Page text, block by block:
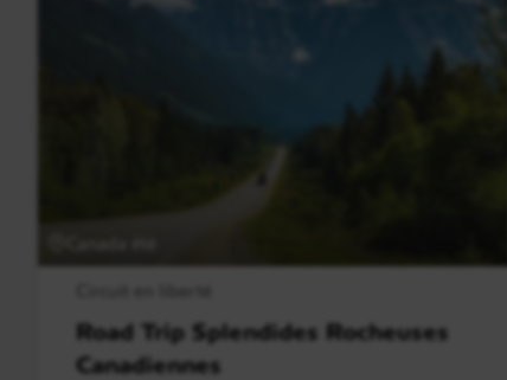
Road Trip Splendides Rocheuses
Canadiennes